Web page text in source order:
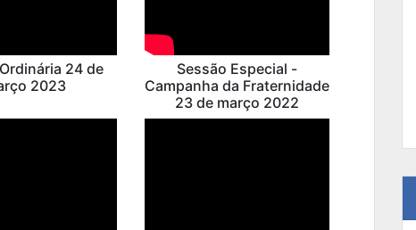
24 de
2023
Sessão Especial -
Campanha da Fraternidade
23 de março 2022